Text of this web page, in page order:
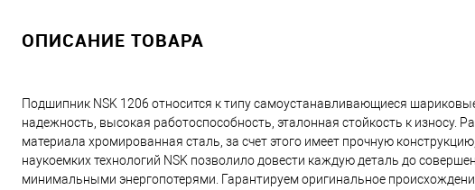
ОПИСАНИЕ ТОВАРА
Подшипник NSK 1206 относится к типу самоустанавливающиеся
надежность, высокая работоспособность, эталонная стойкость к
материала хромированная сталь, за счет этого имеет прочную
наукоемких технологий NSK позволило довести каждую деталь до
минимальными энергопотерями. Гарантируем оригинальное